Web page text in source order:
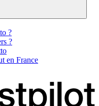
?
?
en France